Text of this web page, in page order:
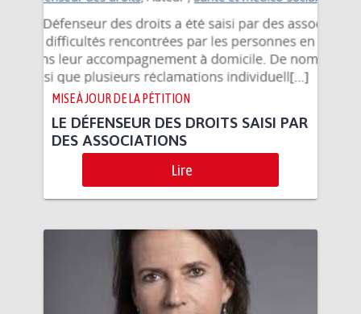
MISE À JOUR DE LA PÉTITION
LE DÉFENSEUR DES DROITS SAISI PAR
DES ASSOCIATIONS
Lire